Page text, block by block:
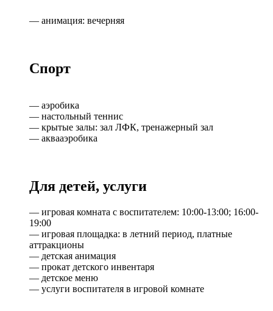
— анимация: вечерняя
Спорт
— аэробика
— настольный теннис
— крытые залы: зал ЛФК, тренажерный зал
— аквааэробика
Для детей, услуги
— игровая комната с воспитателем: 10:00-13:00; 16:00-
19:00
— игровая площадка: в летний период, платные
аттракционы
— детская анимация
— прокат детского инвентаря
— детское меню
— услуги воспитателя в игровой комнате